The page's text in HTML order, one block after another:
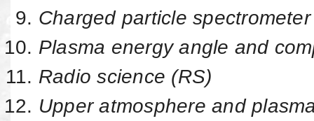
Charged particle
Plasma energy angle and
Radio science (RS)
Upper atmosphere and